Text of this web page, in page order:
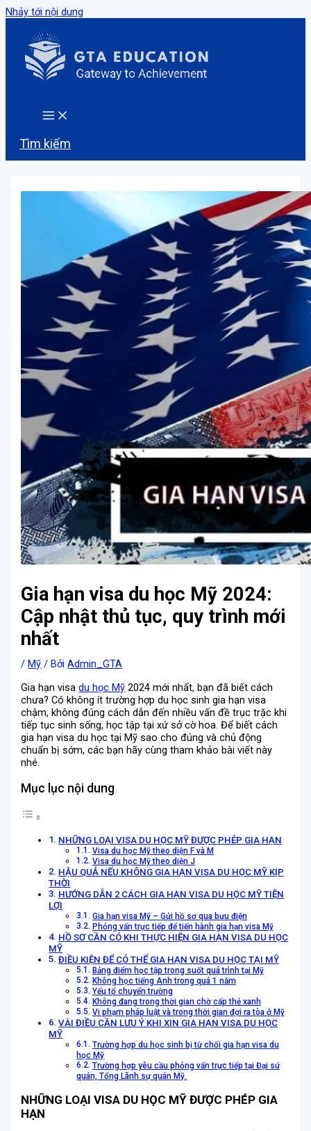
Nhảy tới nội dung
Tìm kiếm
Gia hạn visa du học Mỹ 2024:
Cập nhật thủ tục, quy trình mới
nhất
/Mỹ / BởiAdmin_GTA
Gia hạn visadu học Mỹ 2024 mới nhất, bạn đã biết cách
chưa? Có không ít trường hợp du học sinh gia hạn visa
chậm, không đúng cách dẫn đến nhiều vấn đề trục trặc khi
tiếp tục sinh sống, học tập tại xứ sở cờ hoa. Để biết cách
gia hạn visa du học tại Mỹ sao cho đúng và chủ động
chuẩn bị sớm, các bạn hãy cùng tham khảo bài viết này
nhé.
Mục lục nội dung
NHỮNG LOẠI VISA DU HỌC MỸ ĐƯỢC PHÉP GIA HẠN
Visa du học Mỹ theo diện F và M
Visa du học Mỹ theo diện J
HẬU QUẢ NẾU KHÔNG GIA HẠN VISA DU HỌC MỸ KỊP
THỜI
HƯỚNG DẪN 2 CÁCH GIA HẠN VISA DU HỌC MỸ TIỆN
LỢI
Gia hạn visa Mỹ – Gửi hồ sơ qua bưu điện
Phỏng vấn trực tiếp để tiến hành gia hạn visa Mỹ
HỒ SƠ CẦN CÓ KHI THỰC HIỆN GIA HẠN VISA DU HỌC
MỸ
ĐIỀU KIỆN ĐỂ CÓ THỂ GIA HẠN VISA DU HỌC TẠI MỸ
Bảng điểm học tập trong suốt quá trình tại Mỹ
Không học tiếng Anh trong quá 1 năm
Yếu tố chuyển trường
Không đang trong thời gian chờ cấp thẻ xanh
Vi phạm pháp luật và trong thời gian đợi ra tòa ở Mỹ
VÀI ĐIỀU CẦN LƯU Ý KHI XIN GIA HẠN VISA DU HỌC
MỸ
Trường hợp du học sinh bị từ chối gia hạn visa du
học Mỹ
Trường hợp yêu cầu phỏng vấn trực tiếp tại Đại sứ
quán, Tổng Lãnh sự quán Mỹ.
NHỮNG LOẠI VISA DU HỌC MỸ ĐƯỢC PHÉP GIA
HẠN